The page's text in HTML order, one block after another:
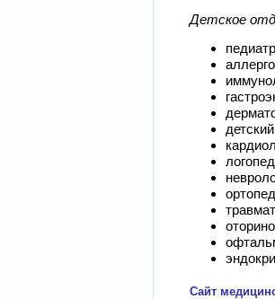
Детское
педиатр
логопед
ортопед
Сайт